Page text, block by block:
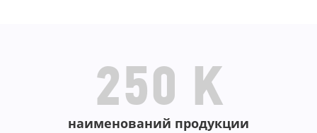
250 K
наименований продукции